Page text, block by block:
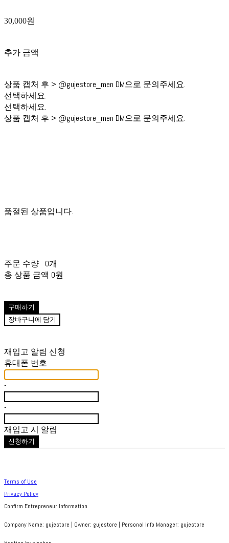
30,000원
추가 금액
상품 캡처 후 > @gujestore_men DM으로 문의주세요.
선택하세요.
선택하세요.
상품 캡처 후 > @gujestore_men DM으로 문의주세요.
품절된 상품입니다.
주문 수량
0개
총 상품 금액 0원
구매하기
장바구니에 담기
재입고 알림 신청
휴대폰 번호
-
-
재입고 시 알림
신청하기
Terms of Use
Privacy Policy
Confirm Entrepreneur Information
Company Name: gujestore | Owner: gujestore | Personal Info Manager: gujestore